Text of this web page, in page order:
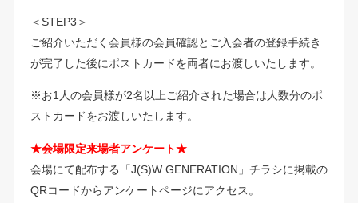
＜STEP3＞
ご紹介いただく会員様の会員確認とご入会者の登録手続き
が完了した後にポストカードを両者にお渡しいたします。
※お1人の会員様が2名以上ご紹介された場合は人数分のポ
ストカードをお渡しいたします。
★会場限定来場者アンケート★
会場にて配布する「J(S)W GENERATION」チラシに掲載の
QRコードからアンケートページにアクセス。